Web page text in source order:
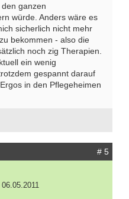
ganzen
würde. Anders wäre es
sicherlich nicht mehr
bekommen - also die
noch zig Therapien.
ein wenig
gespannt darauf
in den Pflegeheimen
# 5